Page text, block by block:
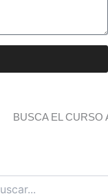
BUSCA EL CURSO